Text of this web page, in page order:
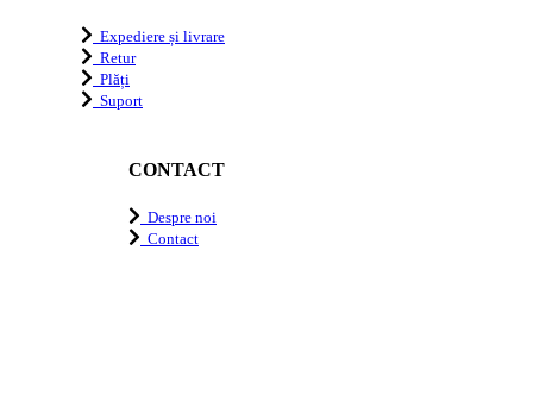
Expediere și livrare
Retur
Plăți
Suport
CONTACT
Despre noi
Contact